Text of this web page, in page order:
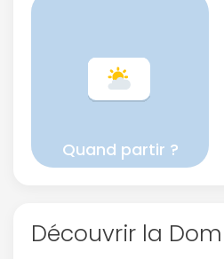
Quand partir ?
Découvrir la